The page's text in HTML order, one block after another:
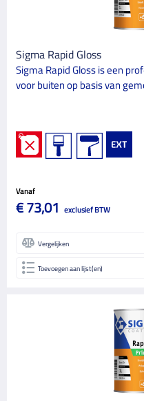
Sigma Rapid Gloss
Sigma Rapid Gloss is een
voor buiten op basis van
Vanaf
€ 73,01 exclusief BTW
Vergelijken
Toevoegen aan lijst(en)